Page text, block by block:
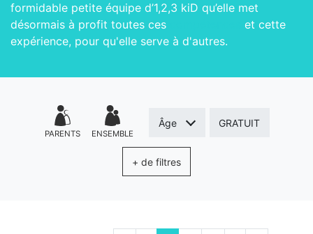
formidable petite équipe d’1,2,3 kiD qu’elle met
désormais à profit toutes ces
et cette
expérience, pour qu'elle serve à d'autres.
PARENTS ENSEMBLE
Âge GRATUIT
+ de filtres